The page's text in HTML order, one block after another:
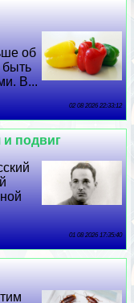
об
быть
В...
02 08 2026 22:33:12
и подвиг
01 08 2026 17:35:40